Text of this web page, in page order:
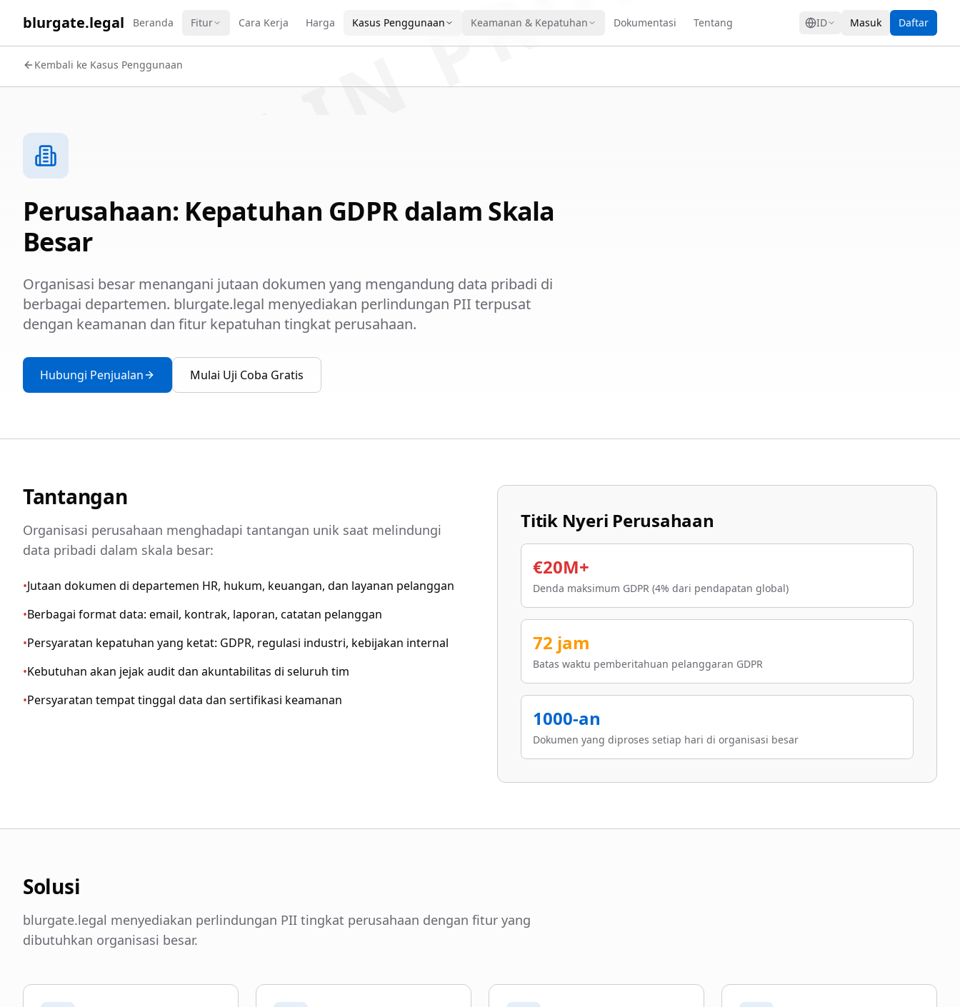
blurgate.legal Beranda Fitur Cara Kerja Harga Kasus Penggunaan Keamanan & Kepatuhan Dokumentasi Tentang ID Masuk Daftar
Kembali ke Kasus Penggunaan
Perusahaan: Kepatuhan GDPR dalam Skala
Besar
Organisasi besar menangani jutaan dokumen yang mengandung data pribadi di
berbagai departemen. blurgate.legal menyediakan perlindungan PII terpusat
dengan keamanan dan fitur kepatuhan tingkat perusahaan.
Hubungi Penjualan Mulai Uji Coba Gratis
Tantangan
Organisasi perusahaan menghadapi tantangan unik saat melindungi
data pribadi dalam skala besar:
•Jutaan dokumen di departemen HR, hukum, keuangan, dan layanan pelanggan
•Berbagai format data: email, kontrak, laporan, catatan pelanggan
•Persyaratan kepatuhan yang ketat: GDPR, regulasi industri, kebijakan internal
•Kebutuhan akan jejak audit dan akuntabilitas di seluruh tim
•Persyaratan tempat tinggal data dan sertifikasi keamanan
Titik Nyeri Perusahaan
€20M+
Denda maksimum GDPR (4% dari pendapatan global)
72 jam
Batas waktu pemberitahuan pelanggaran GDPR
1000-an
Dokumen yang diproses setiap hari di organisasi besar
Solusi
blurgate.legal menyediakan perlindungan PII tingkat perusahaan dengan fitur yang
dibutuhkan organisasi besar.